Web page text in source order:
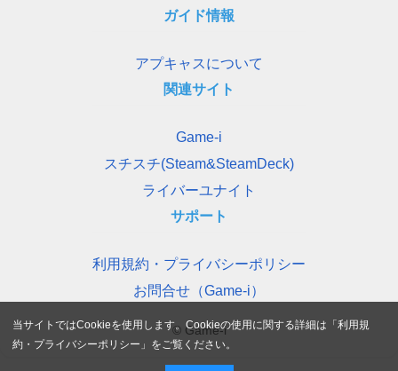
ガイド情報
アプキャスについて
関連サイト
Game-i
スチスチ(Steam&SteamDeck)
ライバーユナイト
サポート
利用規約・プライバシーポリシー
お問合せ（Game-i）
© Game-i
当サイトではCookieを使用します。Cookieの使用に関する詳細は「利用規
約・プライバシーポリシー 」をご覧ください。